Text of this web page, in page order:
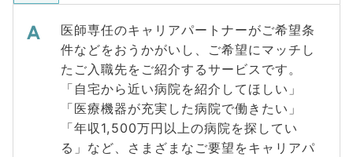
医師専任のキャリアパートナーがご希望条
件などをおうかがいし、ご希望にマッチし
たご入職先をご紹介するサービスです。
「自宅から近い病院を紹介してほしい」
「医療機器が充実した病院で働きたい」
「年収1,500万円以上の病院を探してい
る」など、さまざまなご要望をキャリアパ